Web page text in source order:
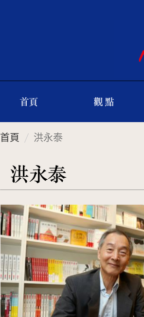
首頁 觀 點
首頁 洪永泰
洪永泰